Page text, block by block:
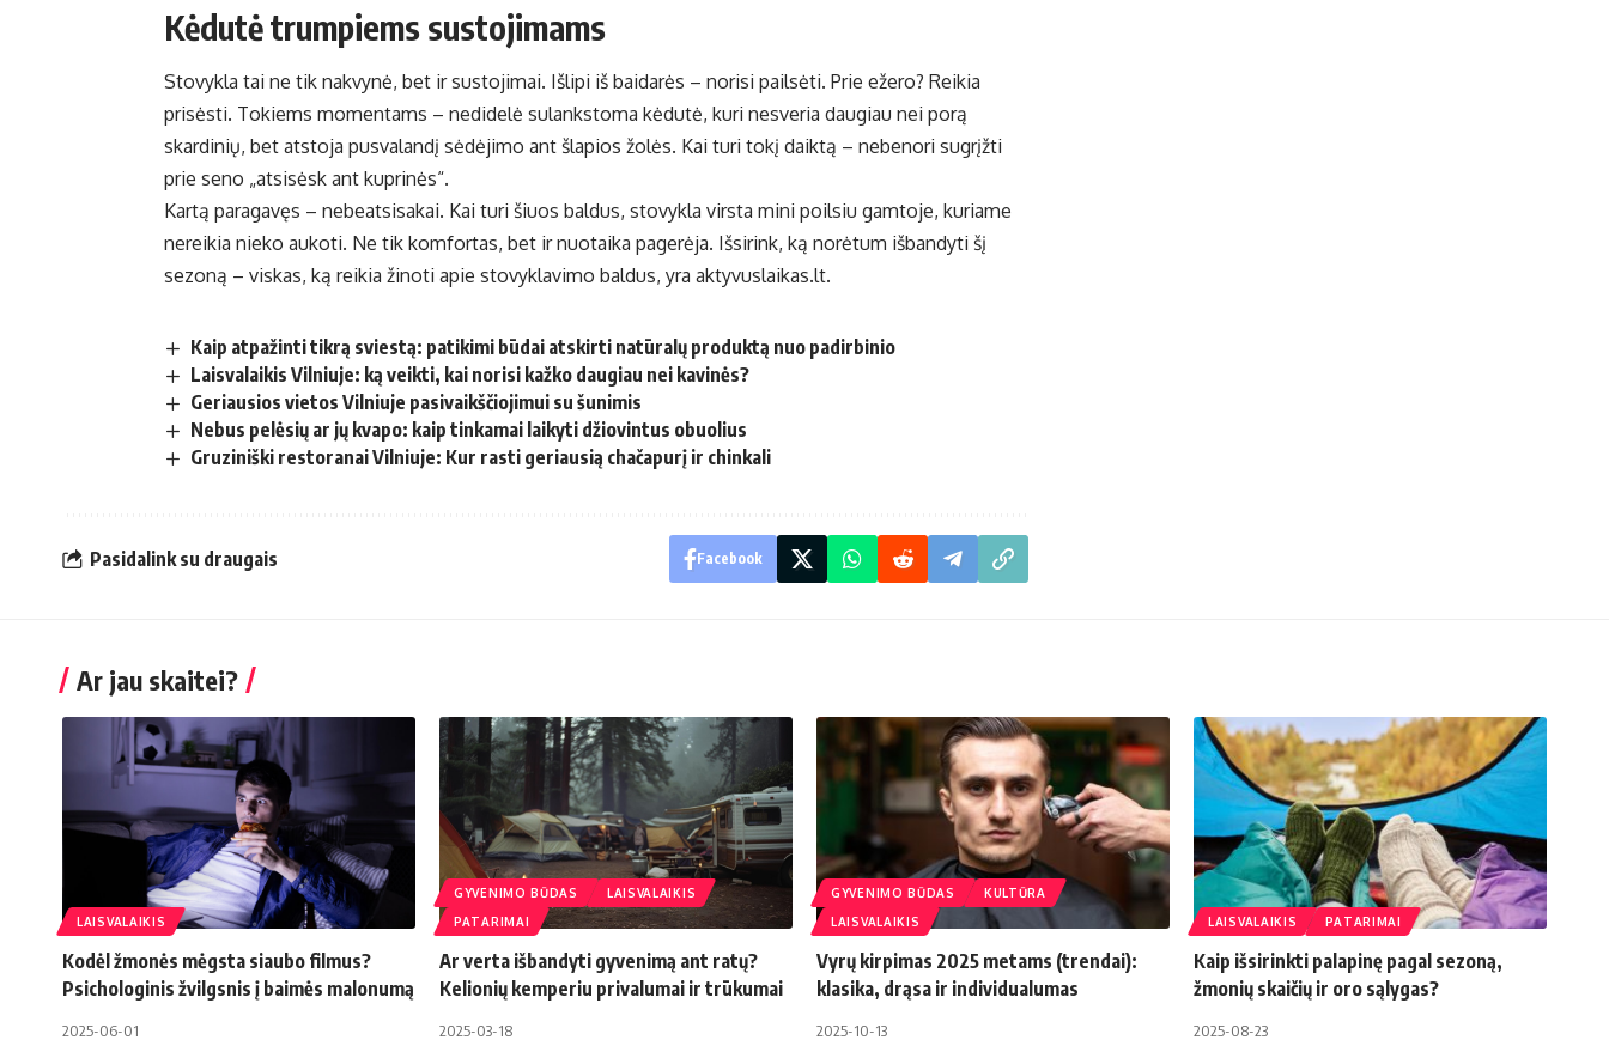
Kėdutė trumpiems sustojimams
Stovykla tai ne tik nakvynė, bet ir sustojimai. Išlipi iš baidarės – norisi pailsėti. Prie ežero? Reikia
prisėsti. Tokiems momentams – nedidelė sulankstoma kėdutė, kuri nesveria daugiau nei porą
skardinių, bet atstoja pusvalandį sėdėjimo ant šlapios žolės. Kai turi tokį daiktą – nebenori sugrįžti
prie seno „atsisėsk ant kuprinės“.
Kartą paragavęs – nebeatsisakai. Kai turi šiuos baldus, stovykla virsta mini poilsiu gamtoje, kuriame
nereikia nieko aukoti. Ne tik komfortas, bet ir nuotaika pagerėja. Išsirink, ką norėtum išbandyti šį
sezoną – viskas, ką reikia žinoti apie stovyklavimo baldus, yra aktyvuslaikas.lt.
Kaip atpažinti tikrą sviestą: patikimi būdai atskirti natūralų produktą nuo padirbinio
Laisvalaikis Vilniuje: ką veikti, kai norisi kažko daugiau nei kavinės?
Geriausios vietos Vilniuje pasivaikščiojimui su šunimis
Nebus pelėsių ar jų kvapo: kaip tinkamai laikyti džiovintus obuolius
Gruziniški restoranai Vilniuje: Kur rasti geriausią chačapurį ir chinkali
Pasidalink su draugais Facebook
Ar jau skaitei?
LAISVALAIKIS
Kodėl žmonės mėgsta siaubo filmus?
Psichologinis žvilgsnis į baimės malonumą
2025-06-01
GYVENIMO BŪDAS
LAISVALAIKIS
PATARIMAI
Ar verta išbandyti gyvenimą ant ratų?
Kelionių kemperiu privalumai ir trūkumai
2025-03-18
GYVENIMO BŪDAS
KULTŪRA
LAISVALAIKIS
Vyrų kirpimas 2025 metams (trendai):
klasika, drąsa ir individualumas
2025-10-13
LAISVALAIKIS PATARIMAI
Kaip išsirinkti palapinę pagal sezoną,
žmonių skaičių ir oro sąlygas?
2025-08-23